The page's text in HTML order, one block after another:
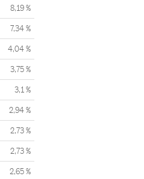
8,19 %
7,34 %
4,04 %
3,75 %
3,1 %
2,94 %
2,73 %
2,73 %
2,65 %